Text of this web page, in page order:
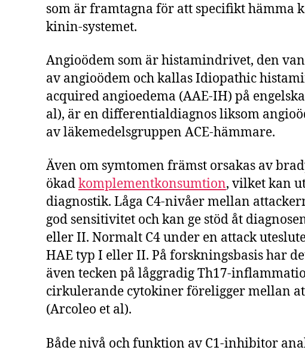
som är framtagna för att specifikt hämma
kinin-systemet.
Angioödem som är histamindrivet, den
av angioödem och kallas Idiopathic
acquired angioedema (AAE-IH) på
al), är en differentialdiagnos liksom
av läkemedelsgruppen ACE-hämmare.
Även om symtomen främst orsakas av
ökadkomplementkonsumtion, vilket kan
diagnostik. Låga C4-nivåer mellan
god sensitivitet och kan ge stöd åt
eller II. Normalt C4 under en attack
HAE typ I eller II. På forskningsbasis har
även tecken på låggradig Th17-
cirkulerande cytokiner föreligger mellan
(Arcoleo et al).
Både nivå och funktion av C1-inhibitor